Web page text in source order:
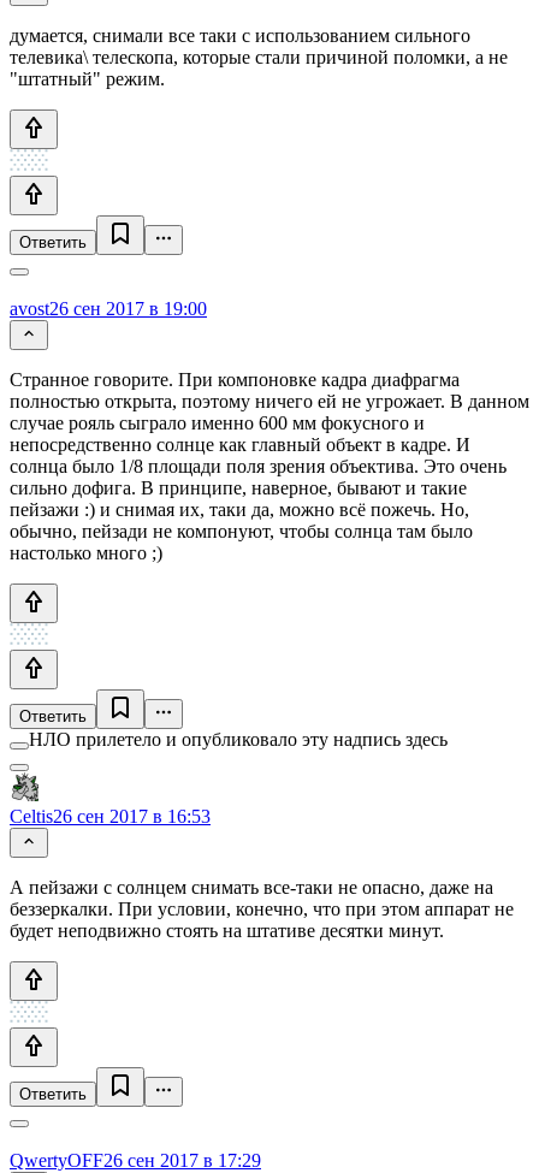
думается, снимали все таки с использованием сильного
телевика\ телескопа, которые стали причиной поломки, а не
"штатный" режим.
Ответить
avost26 сен 2017 в 19:00
Странное говорите. При компоновке кадра диафрагма
полностью открыта, поэтому ничего ей не угрожает. В данном
случае рояль сыграло именно 600 мм фокусного и
непосредственно солнце как главный объект в кадре. И
солнца было 1/8 площади поля зрения объектива. Это очень
сильно дофига. В принципе, наверное, бывают и такие
пейзажи :) и снимая их, таки да, можно всё пожечь. Но,
обычно, пейзади не компонуют, чтобы солнца там было
настолько много ;)
Ответить
НЛО прилетело и опубликовало эту надпись здесь
Celtis26 сен 2017 в 16:53
А пейзажи с солнцем снимать все-таки не опасно, даже на
беззеркалки. При условии, конечно, что при этом аппарат не
будет неподвижно стоять на штативе десятки минут.
Ответить
QwertyOFF26 сен 2017 в 17:29